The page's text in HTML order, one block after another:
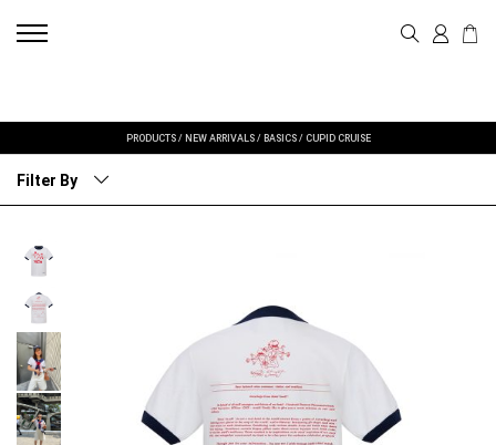
PRODUCTS/ NEW ARRIVALS/ BASICS/ CUPID CRUISE
Filter By